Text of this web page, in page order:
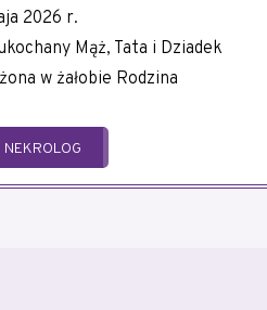
2026 r.
Mąż, Tata i Dziadek
w żałobie Rodzina